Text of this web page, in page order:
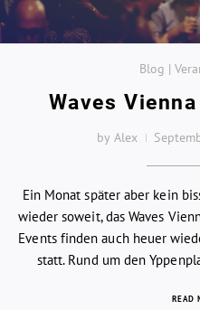
Blog |
Waves
by Alex
Ein Monat später aber kein
wieder soweit, das Waves
Events finden auch heuer
statt. Rund um den
READ